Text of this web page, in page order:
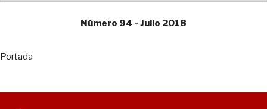
Número 94 - Julio 2018
Portada